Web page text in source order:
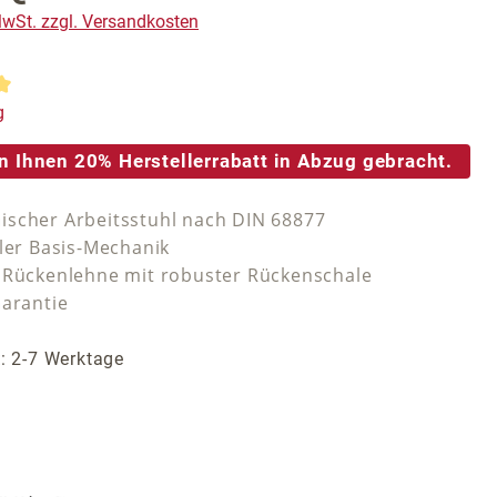
zzgl. Versandkosten
Bewertung von 5 von 5 Sternen
Ihnen 20% Herstellerrabatt in Abzug gebracht.
Arbeitsstuhl nach DIN 68877
Basis-Mechanik
mit robuster Rückenschale
2-7 Werktage